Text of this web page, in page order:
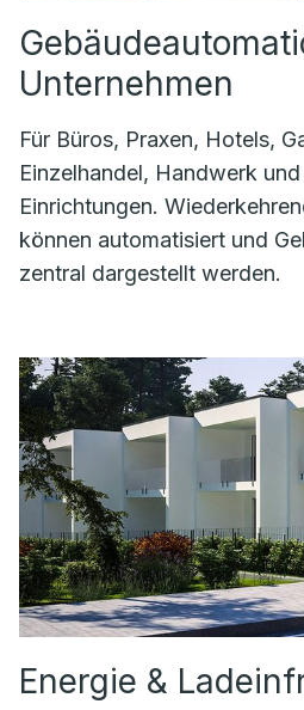
Unternehmen
Für Büros, Praxen, Hotels,
Einzelhandel, Handwerk
Einrichtungen.
können automatisiert und
zentral dargestellt werden.
Energie &